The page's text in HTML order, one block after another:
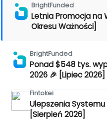
BrightFunded
Letnia Promocja na
Okresu Ważności]
BrightFunded
Ponad $548 tys.
2026 🎉 [Lipiec 2026]
Fintokei
Ulepszenia Systemu
[Sierpień 2026]